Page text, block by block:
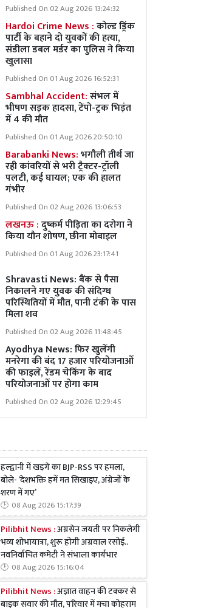
Published On 02 Aug 2026 13:24:32
Hardoi Crime News :कोल्ड ड्रिंक
पार्टी के बहाने दो युवकों की हत्या,
संडीला डबल मर्डर का पुलिस ने किया
खुलासा
Published On 01 Aug 2026 16:52:31
Sambhal Accident:संभल में
भीषण सड़क हादसा, टेंपो-ट्रक भिड़ंत
में 4 की मौत
Published On 01 Aug 2026 20:50:10
Barabanki News:भगौली तीर्थ जा
रही कांवरियों से भरी ट्रैक्टर-ट्रॉली
पलटी, कई घायल; एक की हालत
गंभीर
Published On 02 Aug 2026 13:06:53
लखनऊ :दुष्कर्म पीड़िता का दरोगा ने
किया यौन शोषण, छीना मोबाइल
Published On 01 Aug 2026 23:17:41
Shravasti News: बैंक से पैसा
निकालने गए युवक की संदिग्ध
परिस्थितियों में मौत, पानी टंकी के पास
मिला शव
Published On 02 Aug 2026 11:48:45
Ayodhya News: फिर खुलेंगी
मनरेगा की बंद 17 हजार परियोजनाओं
की फाइलें, रेंडम चेकिंग के बाद
परियोजनाओं पर होगा काम
Published On 02 Aug 2026 12:29:45
हल्द्वानी में खड़गे का BJP-RSS पर हमला,
बोले- ‘देशभक्ति हमें मत सिखाइए, अंग्रेजों के
शरण में गए’
08 Aug 2026 15:17:39
Pilibhit News :अग्रसेन जयंती पर निकलेगी
भव्य शोभायात्रा, शुरू होगी अग्रवाल रसोई..
नवनिर्वाचित कमेटी ने संभाला कार्यभार
08 Aug 2026 15:16:04
Pilibhit News :अज्ञात वाहन की टक्कर से
बाइक सवार की मौत, परिवार में मचा कोहराम